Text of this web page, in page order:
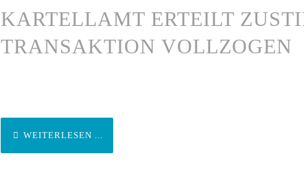
KARTELLAMT ERTEILT
TRANSAKTION VOLLZOGEN
WEITERLESEN ...